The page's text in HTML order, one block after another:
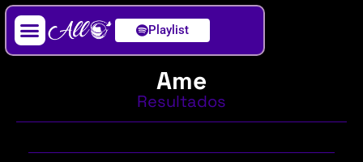
Playlist
Ame
Resultados